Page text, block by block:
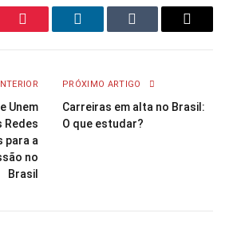
Pinterest LinkedInTumblr Email
Unem
Redes
para a
no
Brasil
PRÓXIMO ARTIGO
Carreiras em alta no Brasil:
O que estudar?